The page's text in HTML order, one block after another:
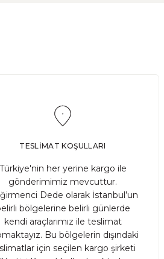
ve nesilden
TESLİMAT KOŞULLARI
Türkiye'nin her yerine kargo ile
gönderimimiz mevcuttur.
Dede olarak İstanbul’un
bölgelerine belirli günlerde
kendi araçlarımız ile teslimat
Bu bölgelerin dışındaki
için seçilen kargo şirketi